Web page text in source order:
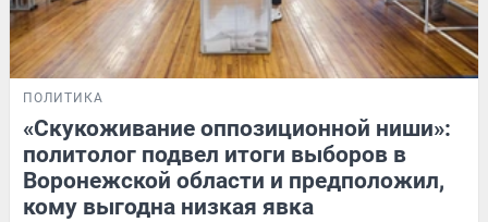
ПОЛИТИКА
«Скукоживание оппозиционной ниши»:
политолог подвел итоги выборов в
Воронежской области и предположил,
кому выгодна низкая явка